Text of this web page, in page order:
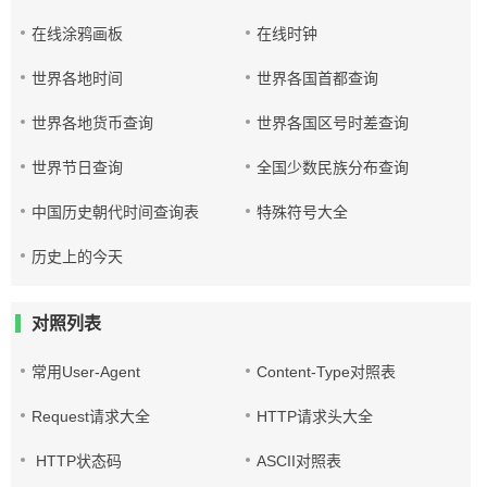
在线涂鸦画板 在线时钟
世界各地时间 世界各国首都查询
世界各地货币查询 世界各国区号时差查询
世界节日查询 全国少数民族分布查询
中国历史朝代时间查询表 特殊符号大全
历史上的今天
对照列表
常用User-Agent Content-Type对照表
Request请求大全 HTTP请求头大全
HTTP状态码 ASCII对照表